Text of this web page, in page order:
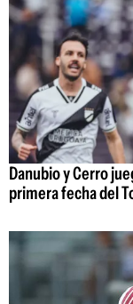
Danubio y Cerro
primera fecha del